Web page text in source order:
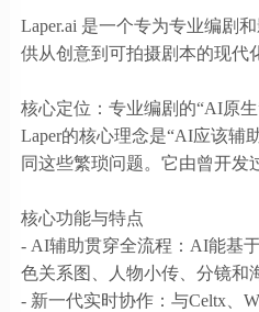
Laper.ai 是一个专为专业编剧
供从创意到可拍摄剧本的现代
核心定位：专业编剧的“AI原
Laper的核心理念是“AI应该辅
同这些繁琐问题。它由曾开发
核心功能与特点
- AI辅助贯穿全流程：AI能基
色关系图、人物小传、分镜和
- 新一代实时协作：与Celtx、